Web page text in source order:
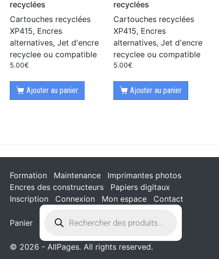
recyclées
Cartouches recyclées
XP415, Encres
alternatives, Jet d'encre
recyclee ou compatible
5.00€
Ajouter au panier
recyclées
Cartouches recyclées
XP415, Encres
alternatives, Jet d'encre
recyclee ou compatible
5.00€
Ajouter au panier
Formation Maintenance
Imprimantes photos
Encres des constructeurs
Papiers digitaux
Inscription
Connexion Mon espace Contact
Panier
© 2026 - AllPages. All rights reserved.